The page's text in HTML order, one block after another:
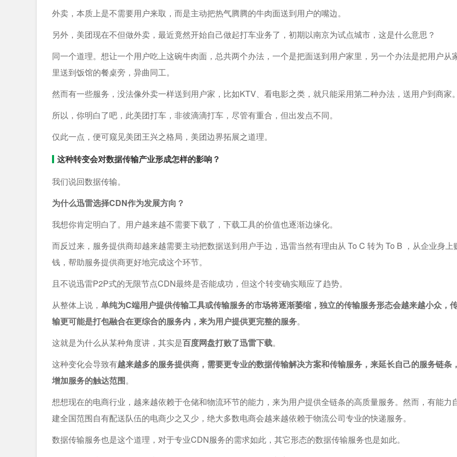
外卖，本质上是不需要用户来取，而是主动把热气腾腾的牛肉面送到用户的嘴边。
另外，美团现在不但做外卖，最近竟然开始自己做起打车业务了，初期以南京为试点城市，这是什么意思？
同一个道理。想让一个用户吃上这碗牛肉面，总共两个办法，一个是把面送到用户家里，另一个办法是把用户从
里送到饭馆的餐桌旁，异曲同工。
然而有一些服务，没法像外卖一样送到用户家，比如KTV、看电影之类，就只能采用第二种办法，送用户到商家。
所以，你明白了吧，此美团打车，非彼滴滴打车，尽管有重合，但出发点不同。
仅此一点，便可窥见美团王兴之格局，美团边界拓展之道理。
这种转变会对数据传输产业形成怎样的影响？
我们说回数据传输。
为什么迅雷选择CDN作为发展方向？
我想你肯定明白了。用户越来越不需要下载了，下载工具的价值也逐渐边缘化。
而反过来，服务提供商却越来越需要主动把数据送到用户手边，迅雷当然有理由从 To C 转为 To B ，从企业身上
钱，帮助服务提供商更好地完成这个环节。
且不说迅雷P2P式的无限节点CDN最终是否能成功，但这个转变确实顺应了趋势。
从整体上说， 单纯为C端用户提供传输工具或传输服务的市场将逐渐萎缩，独立的传输服务形态会越来越小众，
输更可能是打包融合在更综合的服务内，来为用户提供更完整的服务。
这就是为什么从某种角度讲，其实是百度网盘打败了迅雷下载。
这种变化会导致有越来越多的服务提供商，需要更专业的数据传输解决方案和传输服务，来延长自己的服务链条，
增加服务的触达范围。
想想现在的电商行业，越来越依赖于仓储和物流环节的能力，来为用户提供全链条的高质量服务。然而，有能力
建全国范围自有配送队伍的电商少之又少，绝大多数电商会越来越依赖于物流公司专业的快递服务。
数据传输服务也是这个道理，对于专业CDN服务的需求如此，其它形态的数据传输服务也是如此。